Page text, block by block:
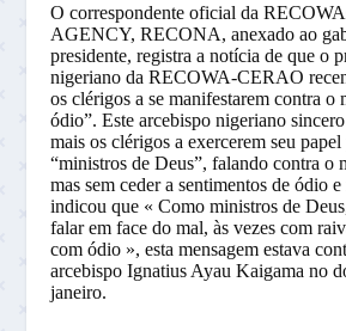
O correspondente oficial da
AGENCY, RECONA, anexado ao
presidente, registra a notícia de que o
nigeriano da RECOWA-CERAO
os clérigos a se manifestarem contra o
ódio”. Este arcebispo nigeriano
mais os clérigos a exercerem seu
“ministros de Deus”, falando contra o
mas sem ceder a sentimentos de ódio
indicou que « Como ministros de
falar em face do mal, às vezes com
com ódio », esta mensagem estava
arcebispo Ignatius Ayau Kaigama no
janeiro.